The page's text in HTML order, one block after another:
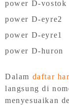
power D-vostok
power D-eyre2
power D-eyre1
power D-huron
Dalam daftar
langsung di
menyesuaikan